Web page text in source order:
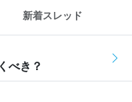
新着スレッド
べき？